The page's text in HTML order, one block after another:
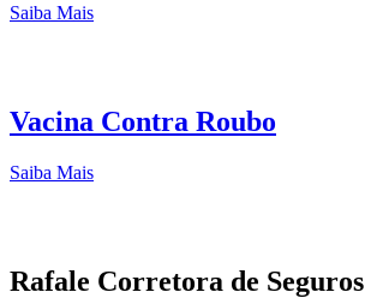
Saiba Mais
Vacina Contra Roubo
Saiba Mais
Rafale Corretora de Seguros